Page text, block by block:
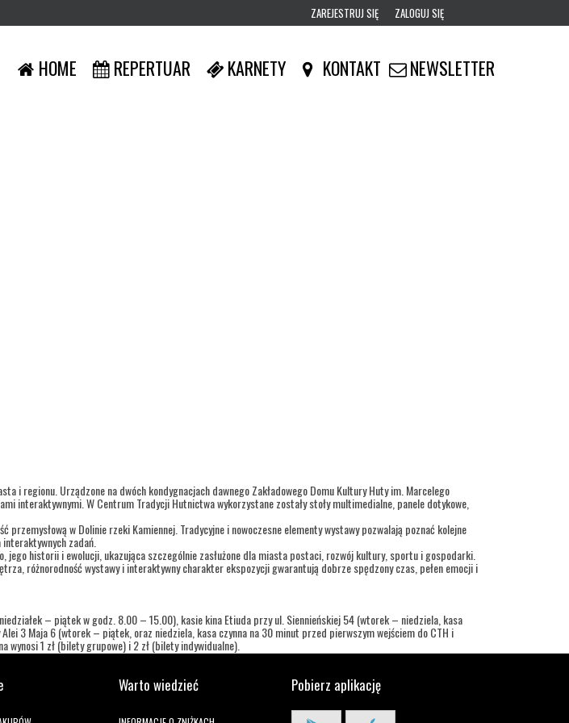
ZAREJESTRUJ SIĘ ZALOGUJ SIĘ
0,00
HOME REPERTUAR KARNETY KONTAKT NEWSLETTER
regionu. Urządzone na dwóch kondygnacjach dawnego Zakładowego Domu Kultury Huty im. Marcelego
interaktywnymi. W Centrum Tradycji Hutnictwa wykorzystane zostały stoły multimedialne, panele dotykowe,
w Dolinie rzeki Kamiennej. Tradycyjne i nowoczesne elementy wystawy pozwalają poznać kolejne
zadań.
historii i ewolucji, ukazująca szczególnie zasłużone dla miasta postaci, rozwój kultury, sportu i gospodarki.
różnorodność wystawy i interaktywny charakter ekspozycji gwarantują dobrze spędzony czas, pełen emocji i
– piątek w godz. 8.00 – 15.00), kasie kina Etiuda przy ul. Siennieńskiej 54 (wtorek – niedziela, kasa
3 Maja 6 (wtorek – piątek, oraz niedziela, kasa czynna na 30 minut przed pierwszym wejściem do CTH i
1 zł (bilety grupowe) i 2 zł (bilety indywidualne).
Warto wiedzieć Pobierz aplikację